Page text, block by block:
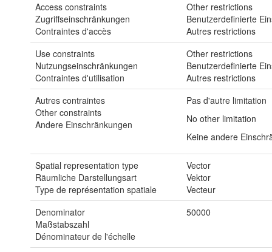
Access constraints
Zugriffseinschränkungen
Contraintes d'accès
Other restrictions
Benutzerdefinierte
Autres restrictions
Use constraints
Nutzungseinschränkungen
Contraintes d'utilisation
Other restrictions
Benutzerdefinierte
Autres restrictions
Autres contraintes
Other constraints
Andere Einschränkungen
Pas d'autre limitation
No other limitation
Keine andere
Spatial representation type
Räumliche Darstellungsart
Type de représentation spatiale
Vector
Vektor
Vecteur
Denominator
Maßstabszahl
Dénominateur de l'échelle
50000